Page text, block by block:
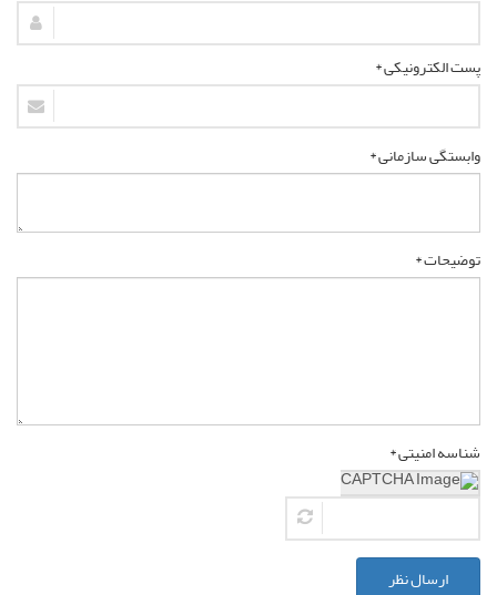
پست الکترونیکی *
وابستگی سازمانی *
توضیحات *
شناسه امنیتی *
ارسال نظر